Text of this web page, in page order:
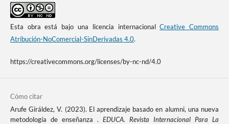
Esta obra está bajo una licencia internacionalCreative Commons
Atribución-NoComercial-SinDerivadas 4.0.
https://creativecommons.org/licenses/by-nc-nd/4.0
Cómo citar
Arufe Giráldez, V. (2023). El aprendizaje basado en alumni, una nueva
metodología de enseñanza . EDUCA. Revista Internacional Para La